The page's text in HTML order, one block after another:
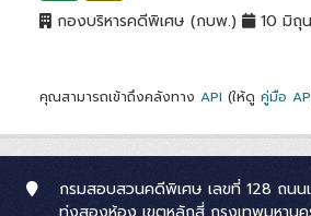
กองบริหารคดีพิเศษ (กบพ.) 10 มิถุ
คุณสามารถเข้าถึงคลังทาง API (ให้ดู คู่มือ
กรมสอบสวนคดีพิเศษ เลขที่ 128 ถน